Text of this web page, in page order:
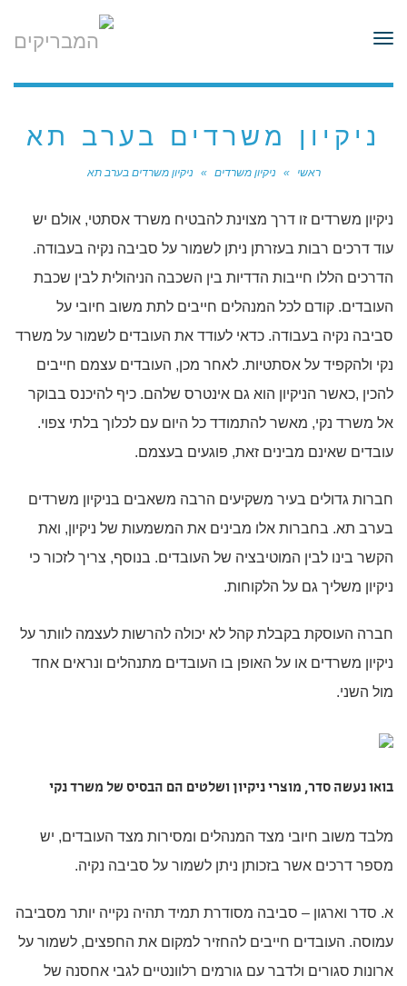
תפריט
ניקיון משרדים בערב תא
ראשי » ניקיון משרדים » ניקיון משרדים בערב תא
ניקיון משרדים זו דרך מצוינת להבטיח משרד אסתטי, אולם יש
עוד דרכים רבות בעזרתן ניתן לשמור על סביבה נקיה בעבודה.
הדרכים הללו חייבות הדדיות בין השכבה הניהולית לבין שכבת
העובדים. קודם לכל המנהלים חייבים לתת משוב חיובי על
סביבה נקיה בעבודה. כדאי לעודד את העובדים לשמור על משרד
נקי ולהקפיד על אסתטיות. לאחר מכן, העובדים עצמם חייבים
להכין ,כאשר הניקיון הוא גם אינטרס שלהם. כיף להיכנס בבוקר
אל משרד נקי, מאשר להתמודד כל היום עם לכלוך בלתי צפוי.
עובדים שאינם מבינים זאת, פוגעים בעצמם.
חברות גדולים בעיר משקיעים הרבה משאבים בניקיון משרדים
בערב תא. בחברות אלו מבינים את המשמעות של ניקיון, ואת
הקשר בינו לבין המוטיבציה של העובדים. בנוסף, צריך לזכור כי
ניקיון משליך גם על הלקוחות.
חברה העוסקת בקבלת קהל לא יכולה להרשות לעצמה לוותר על
ניקיון משרדים או על האופן בו העובדים מתנהלים ונראים אחד
מול השני.
בואו נעשה סדר, מוצרי ניקיון ושלטים הם הבסיס של משרד נקי
מלבד משוב חיובי מצד המנהלים ומסירות מצד העובדים, יש
מספר דרכים אשר בזכותן ניתן לשמור על סביבה נקיה.
א. סדר וארגון – סביבה מסודרת תמיד תהיה נקייה יותר מסביבה
עמוסה. העובדים חייבים להחזיר למקום את החפצים, לשמור על
ארונות סגורים ולדבר עם גורמים רלוונטיים לגבי אחסנה של